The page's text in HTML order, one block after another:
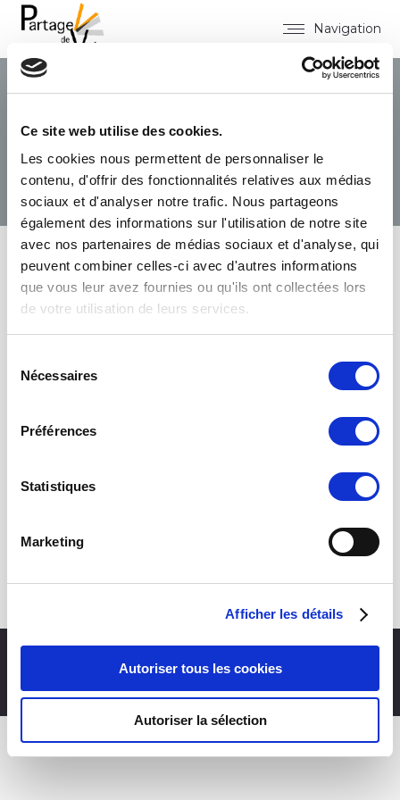
Ce site web utilise des cookies.
Les cookies nous permettent de personnaliser le
contenu, d'offrir des fonctionnalités relatives aux médias
sociaux et d'analyser notre trafic. Nous partageons
également des informations sur l'utilisation de notre site
avec nos partenaires de médias sociaux et d'analyse, qui
peuvent combiner celles-ci avec d'autres informations
que vous leur avez fournies ou qu'ils ont collectées lors
de votre utilisation de leurs services.
Nécessaires
Préférences
Statistiques
Marketing
Afficher les détails
Autoriser tous les cookies
Autoriser la sélection
Navigation
Archives des albums :
Formation radio
Vous êtes ici :
Partage de Voix || Tous droit réservés textes et photos. ||Mentions
légales
© TakoandCo 2022.